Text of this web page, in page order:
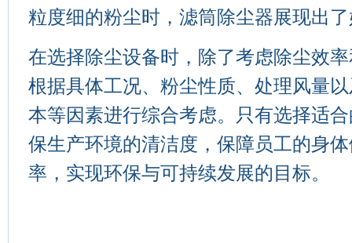
粒度细的粉尘时，滤筒除尘器展现出
在选择除尘设备时，除了考虑除尘效
根据具体工况、粉尘性质、处理风量
本等因素进行综合考虑。只有选择适
保生产环境的清洁度，保障员工的身
率，实现环保与可持续发展的目标。